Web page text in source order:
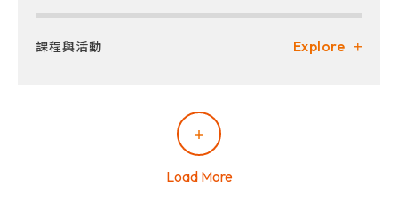
課程與活動 Explore
Load More